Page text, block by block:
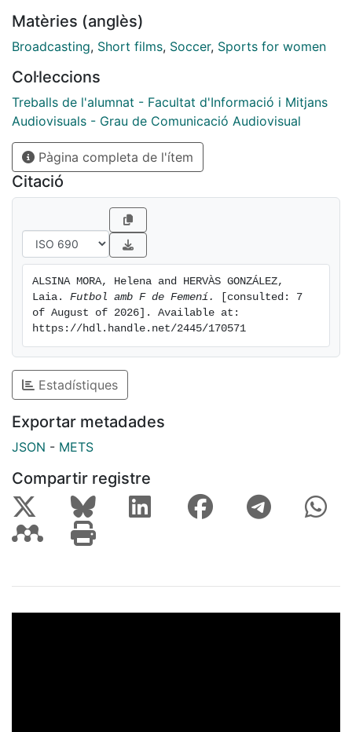
Dir. Fotografia: Helena Alsina Mora i Laia Hervàs
Gonzalez; Càmera: Helena Alsina Mora;
Gonzalez; Postproducció: Laia Hervàs Gonzalez.
Matèries (anglès)
Broadcasting, Short films, Soccer, Sports for women
Col·leccions
Treballs de l'alumnat - Facultat d'Informació i Mitjans
Audiovisuals - Grau de Comunicació Audiovisual
Pàgina completa de l'ítem
Citació
ALSINA MORA, Helena and HERVÀS GONZÁLEZ,
Laia. Futbol amb F de Femení.
[consulted: 7
of August of 2026]. Available at:
https://hdl.handle.net/2445/170571
Estadístiques
Exportar metadades
JSON - METS
Compartir registre